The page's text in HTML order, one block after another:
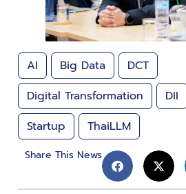
AI Big Data
DCT
Digital Transformation
DII
Startup
ThaiLLM
Share This News